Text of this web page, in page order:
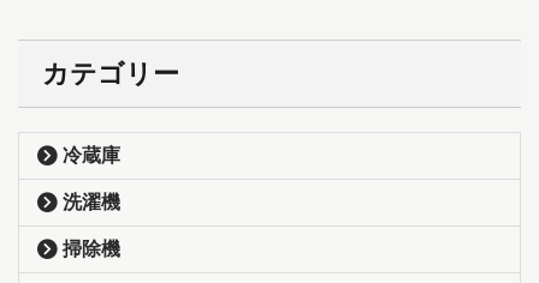
カテゴリー
冷蔵庫
洗濯機
掃除機